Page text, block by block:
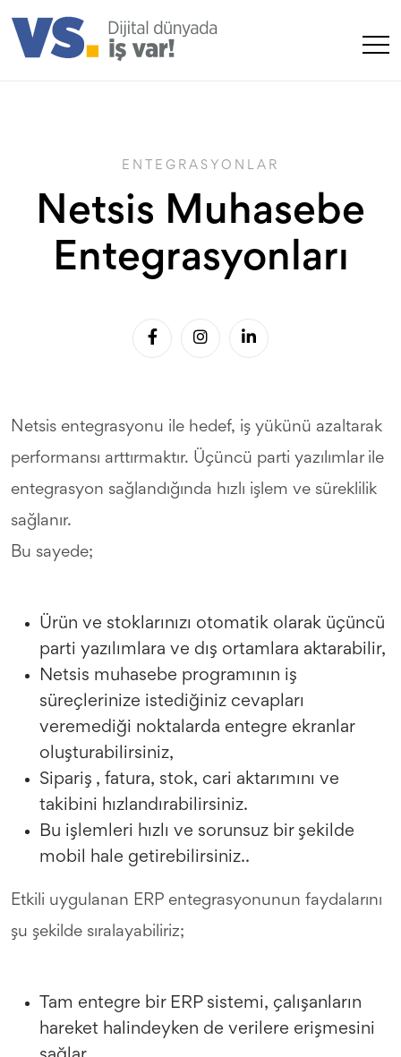
ENTEGRASYONLAR
Netsis Muhasebe
Entegrasyonları
Netsis entegrasyonu ile hedef, iş yükünü azaltarak
performansı arttırmaktır. Üçüncü parti yazılımlar ile
entegrasyon sağlandığında hızlı işlem ve süreklilik
sağlanır.
Bu sayede;
Ürün ve stoklarınızı otomatik olarak üçüncü
parti yazılımlara ve dış ortamlara aktarabilir,
Netsis muhasebe programının iş
süreçlerinize istediğiniz cevapları
veremediği noktalarda entegre ekranlar
oluşturabilirsiniz,
Sipariş , fatura, stok, cari aktarımını ve
takibini hızlandırabilirsiniz.
Bu işlemleri hızlı ve sorunsuz bir şekilde
mobil hale getirebilirsiniz..
Etkili uygulanan ERP entegrasyonunun faydalarını
şu şekilde sıralayabiliriz;
Tam entegre bir ERP sistemi, çalışanların
hareket halindeyken de verilere erişmesini